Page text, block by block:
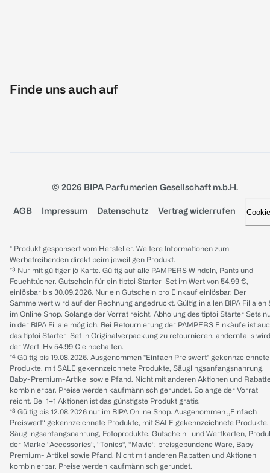
Finde uns auch auf
© 2026 BIPA Parfumerien Gesellschaft m.b.H.
AGB Impressum Datenschutz Vertrag widerrufen
* Produkt gesponsert vom Hersteller. Weitere Informationen zum
Werbetreibenden direkt beim jeweiligen Produkt.
*³ Nur mit gültiger jö Karte. Gültig auf alle PAMPERS Windeln, Pants und
Feuchttücher. Gutschein für ein tiptoi Starter-Set im Wert von 54.99 €,
einlösbar bis 30.09.2026. Nur ein Gutschein pro Einkauf einlösbar. Der
Sammelwert wird auf der Rechnung angedruckt. Gültig in allen BIPA Filialen
im Online Shop. Solange der Vorrat reicht. Abholung des tiptoi Starter Sets
in der BIPA Filiale möglich. Bei Retournierung der PAMPERS Einkäufe ist
das tiptoi Starter-Set in Originalverpackung zu retournieren, andernfalls wird
der Wert iHv 54.99 € einbehalten.
*⁴ Gültig bis 19.08.2026. Ausgenommen "Einfach Preiswert" gekennzeichnete
Produkte, mit SALE gekennzeichnete Produkte, Säuglingsanfangsnahrung,
Baby-Premium-Artikel sowie Pfand. Nicht mit anderen Aktionen und
kombinierbar. Preise werden kaufmännisch gerundet. Solange der Vorrat
reicht. Bei 1+1 Aktionen ist das günstigste Produkt gratis.
*⁸ Gültig bis 12.08.2026 nur im BIPA Online Shop. Ausgenommen „Einfach
Preiswert“ gekennzeichnete Produkte, mit SALE gekennzeichnete Produkte,
Säuglingsanfangsnahrung, Fotoprodukte, Gutschein- und Wertkarten,
der Marke “Accessories“, “Tonies“, “Mavie“, preisgebundene Ware, Baby
Premium- Artikel sowie Pfand. Nicht mit anderen Rabatten und Aktionen
kombinierbar. Preise werden kaufmännisch gerundet.